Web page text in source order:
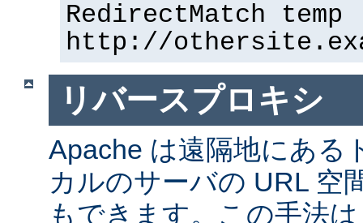
RedirectMatch
http://
リバースプロキシ
Apache は遠隔地にある
カルのサーバの URL 空
もできます。この手法は